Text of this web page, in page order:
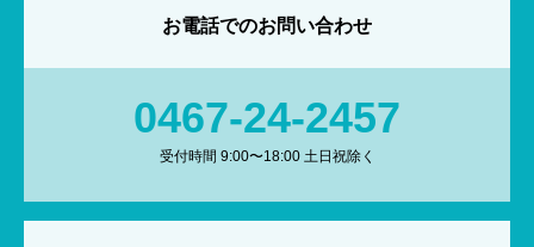
お電話でのお問い合わせ
0467-24-2457
受付時間 9:00〜18:00 土日祝除く